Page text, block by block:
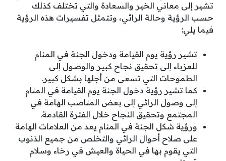
تشير إلى معاني الخير والسعادة والتي تختلف كذلك
حسب الرؤية وحالة الرائي، وتتمثل تفسيرات هذه الرؤية
فيما يلي:
تشير رؤية يوم القيامة ودخول الجنة في المنام
للعزباء إلى تحقيق نجاح كبير والوصول إلى
الطموحات التي تسعى من أجلها بشكل كبير.
كما تشير رؤية دخول الجنة يوم القيامة في المنام
إلى وصول الرائي إلى بعض المناصب الهامة في
المجتمع وتحقيق النجاح خلال الفترة القادمة.
ورؤية شكل الجنة في المنام يعد من العلامات الهامة
على صلاح أحوال الرائي والتخلص من جميع الذنوب
التي يقوم بها في الحياة والعيش في رخاء وسلام